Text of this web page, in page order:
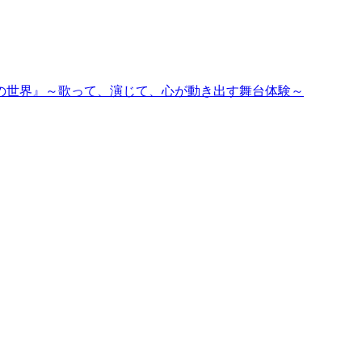
界』～歌って、演じて、心が動き出す舞台体験～